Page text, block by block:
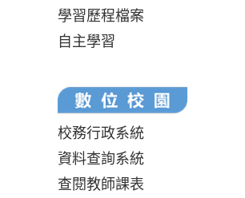
學習歷程檔案
自主學習
校務行政系統
資料查詢系統
查閱教師課表